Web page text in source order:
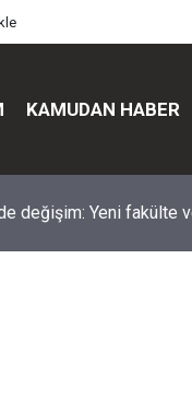
KAMUDAN HABER
değişim: Genel